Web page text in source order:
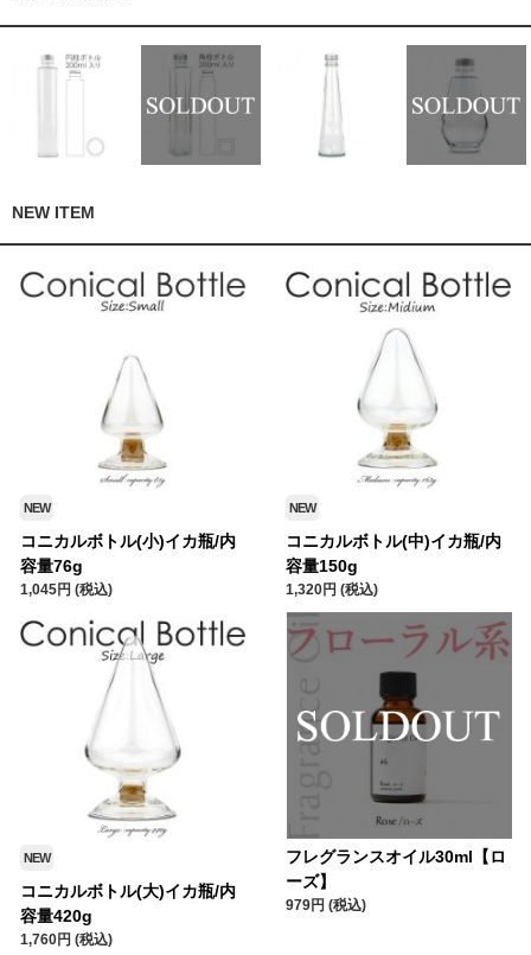
NEW ITEM
NEW
コニカルボトル(小)イカ瓶/内
容量76g
1,045円 (税込)
NEW
コニカルボトル(中)イカ瓶/内
容量150g
1,320円 (税込)
NEW
コニカルボトル(大)イカ瓶/内
容量420g
1,760円 (税込)
フレグランスオイル30ml【ロ
ーズ】
979円 (税込)